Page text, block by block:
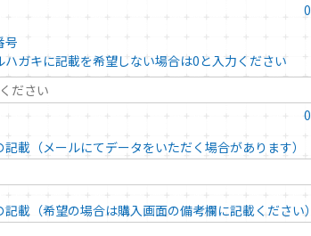
0
号
ガキに記載を希望しない場合は0と入力ください
0
記載（メールにてデータをいただく場合があります）
記載（希望の場合は購入画面の備考欄に記載ください）